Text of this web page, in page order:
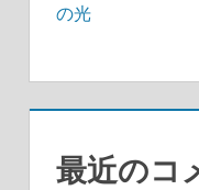
の光
最近のコ